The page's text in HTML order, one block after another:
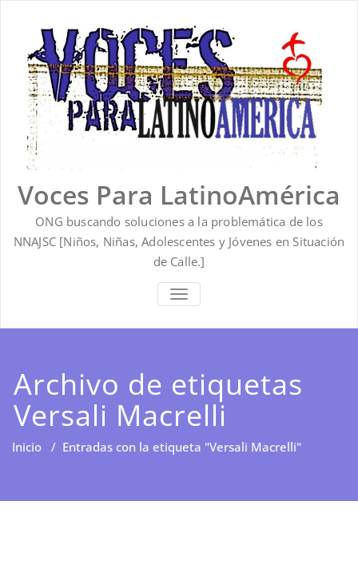
contenido
Voces Para LatinoAmérica
ONG buscando soluciones a la problemática de los
NNAJSC [Niños, Niñas, Adolescentes y Jóvenes en Situación
de Calle.]
ALTERNAR
LA
Archivo de etiquetas
Versali Macrelli
Inicio / Entradas con la etiqueta "Versali Macrelli"